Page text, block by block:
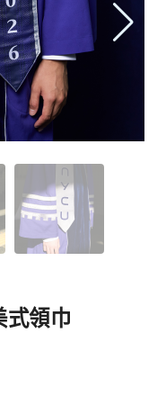
式領巾